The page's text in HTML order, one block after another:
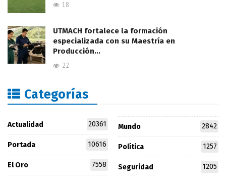
18
UTMACH fortalece la formación
especializada con su Maestría en
Producción…
22
Categorías
Actualidad 20361
Portada 10616
El Oro 7558
Mundo 2842
Política 1257
Seguridad 1205